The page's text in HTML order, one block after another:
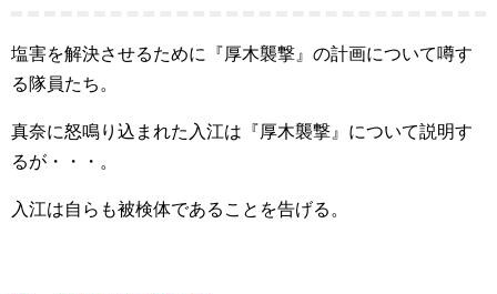
塩害を解決させるために『厚木襲撃』の計画について噂す
る隊員たち。
真奈に怒鳴り込まれた入江は『厚木襲撃』について説明す
るが・・・。
入江は自らも被検体であることを告げる。